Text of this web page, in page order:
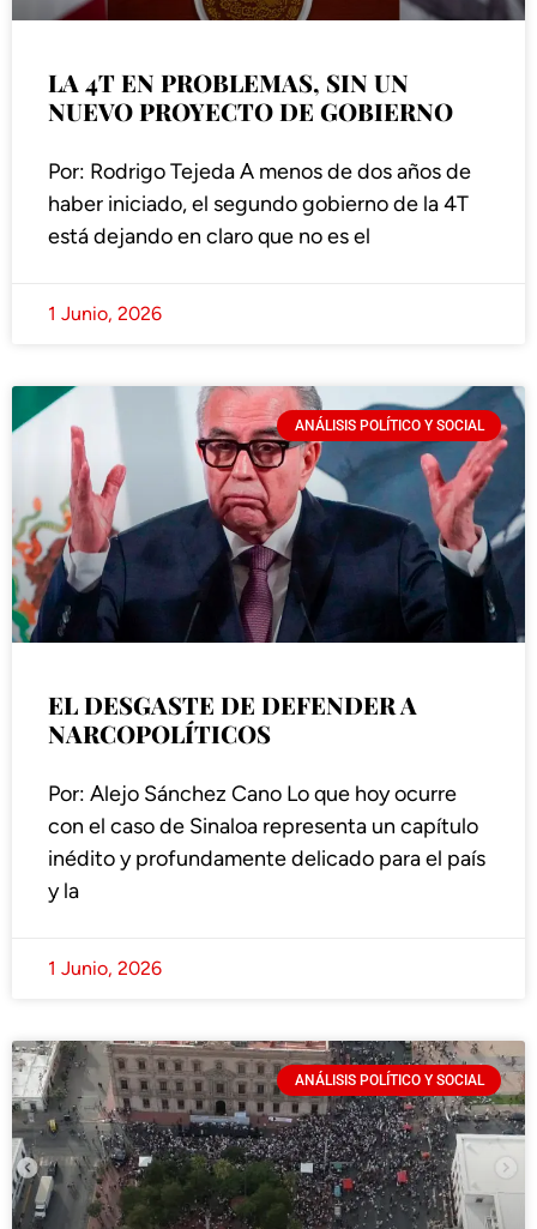
LA 4T EN PROBLEMAS, SIN UN
NUEVO PROYECTO DE GOBIERNO
Por: Rodrigo Tejeda A menos de dos años de
haber iniciado, el segundo gobierno de la 4T
está dejando en claro que no es el
1 Junio, 2026
ANÁLISIS POLÍTICO Y SOCIAL
EL DESGASTE DE DEFENDER A
NARCOPOLÍTICOS
Por: Alejo Sánchez Cano Lo que hoy ocurre
con el caso de Sinaloa representa un capítulo
inédito y profundamente delicado para el país
y la
1 Junio, 2026
ANÁLISIS POLÍTICO Y SOCIAL